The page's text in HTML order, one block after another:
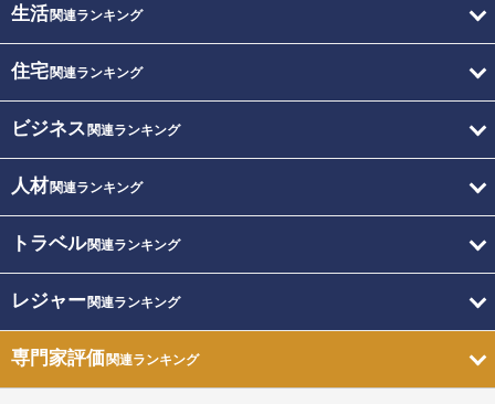
生活関連ランキング
住宅関連ランキング
ビジネス 関連ランキング
人材関連ランキング
トラベル関連ランキング
レジャー関連ランキング
専門家評価関連ランキング